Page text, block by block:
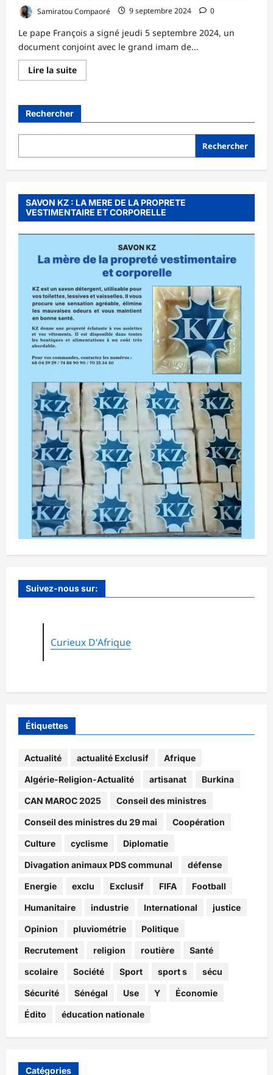
Samiratou Compaoré 9 septembre 2024 0
Le pape François a signé jeudi 5 septembre 2024, un
document conjoint avec le grand imam de...
Lire la suiteEn
savoir
Religion
Le
et
grand
de
un
appel
conjoint
contre
l’«
des
conflits»
Rechercher
Rechercher
SAVON KZ : LA MERE DE LA PROPRETE
VESTIMENTAIRE ET CORPORELLE
Suivez-nous sur:
Curieux D'Afrique
Étiquettes
Actualité actualité Exclusif Afrique
Algérie-Religion-Actualité artisanat Burkina
CAN MAROC 2025 Conseil des ministres
Conseil des ministres du 29 mai Coopération
Culture cyclisme Diplomatie
Divagation animaux PDS communal défense
Energie exclu Exclusif FIFA Football
Humanitaire industrie International justice
Opinion pluviométrie Politique
Recrutement religion routière Santé
scolaire Société Sport sport s sécu
Sécurité Sénégal Use Y Économie
Édito éducation nationale
Catégories